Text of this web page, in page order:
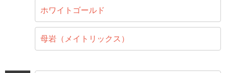
ホワイトゴールド
母岩（メイトリックス）